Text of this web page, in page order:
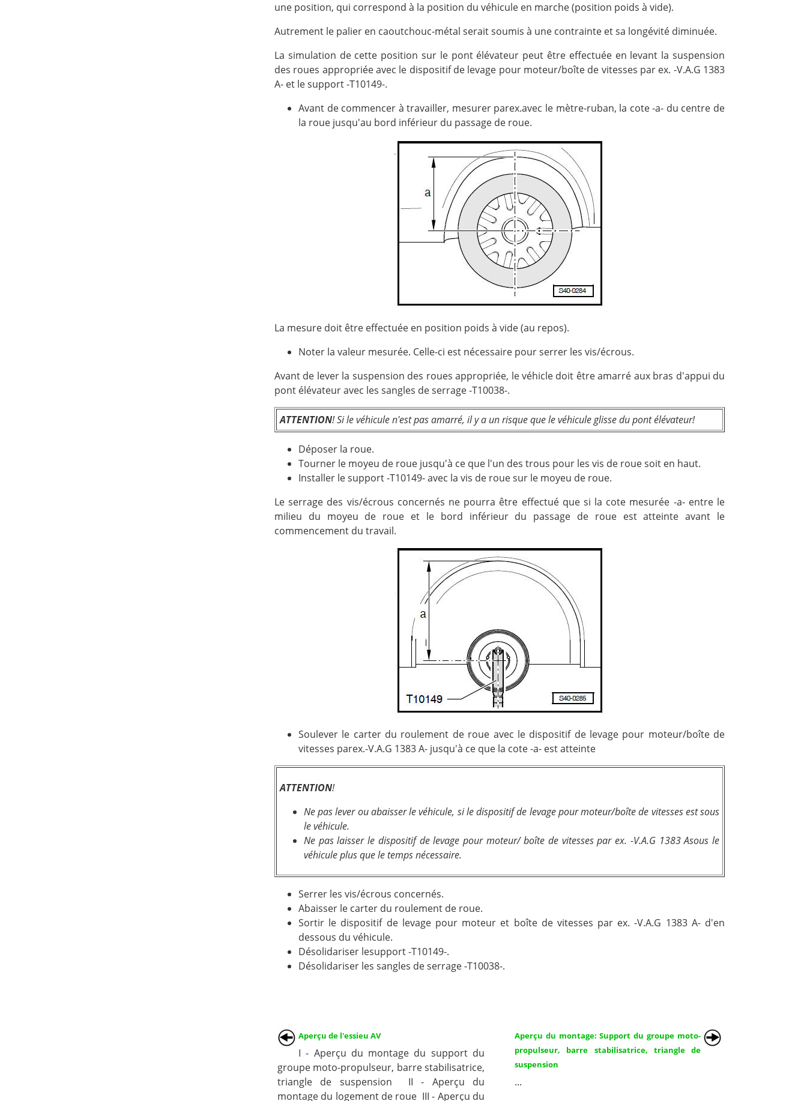
une position, qui correspond à la position du véhicule en marche (position poids à vide).
Autrement le palier en caoutchouc-métal serait soumis à une contrainte et sa longévité diminuée.
La simulation de cette position sur le pont élévateur peut être effectuée en levant la suspension
des roues appropriée avec le dispositif de levage pour moteur/boîte de vitesses par ex. -V.A.G 1383
A- et le support -T10149-.
Avant de commencer à travailler, mesurer parex.avec le mètre-ruban, la cote -a- du centre de
la roue jusqu'au bord inférieur du passage de roue.
La mesure doit être effectuée en position poids à vide (au repos).
Noter la valeur mesurée. Celle-ci est nécessaire pour serrer les vis/écrous.
Avant de lever la suspension des roues appropriée, le véhicle doit être amarré aux bras d'appui du
pont élévateur avec les sangles de serrage -T10038-.
ATTENTION! Si le véhicule n'est pas amarré, il y a un risque que le véhicule glisse du pont élévateur!
Déposer la roue.
Tourner le moyeu de roue jusqu'à ce que l'un des trous pour les vis de roue soit en haut.
Installer le support -T10149- avec la vis de roue sur le moyeu de roue.
Le serrage des vis/écrous concernés ne pourra être effectué que si la cote mesurée -a- entre le
milieu du moyeu de roue et le bord inférieur du passage de roue est atteinte avant le
commencement du travail.
Soulever le carter du roulement de roue avec le dispositif de levage pour moteur/boîte de
vitesses parex.-V.A.G 1383 A- jusqu'à ce que la cote -a- est atteinte
ATTENTION!
Ne pas lever ou abaisser le véhicule, si le dispositif de levage pour moteur/boîte de vitesses est sous
le véhicule.
Ne pas laisser le dispositif de levage pour moteur/ boîte de vitesses par ex. -V.A.G 1383 Asous le
véhicule plus que le temps nécessaire.
Serrer les vis/écrous concernés.
Abaisser le carter du roulement de roue.
Sortir le dispositif de levage pour moteur et boîte de vitesses par ex. -V.A.G 1383 A- d'en
dessous du véhicule.
Désolidariser lesupport -T10149-.
Désolidariser les sangles de serrage -T10038-.
Aperçu de l'essieu AV
I - Aperçu du montage du support du
groupe moto-propulseur, barre stabilisatrice,
triangle de suspension II - Aperçu du
montage du logement de roue III - Aperçu du
Aperçu du montage: Support du groupe moto-
propulseur, barre stabilisatrice, triangle de
suspension
...